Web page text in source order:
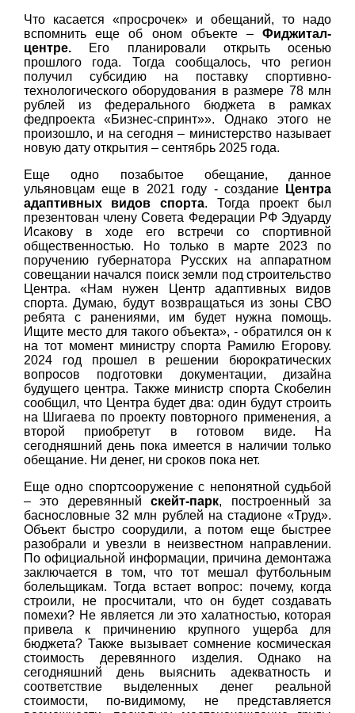
Что касается «просрочек» и обещаний, то надо
вспомнить еще об оном объекте –Фиджитал-
центре.Его планировали открыть осенью
прошлого года. Тогда сообщалось, что регион
получил субсидию на поставку спортивно-
технологического оборудования в размере 78 млн
рублей из федерального бюджета в рамках
федпроекта «Бизнес-спринт»». Однако этого не
произошло, и на сегодня – министерство называет
новую дату открытия – сентябрь 2025 года.
Еще одно позабытое обещание, данное
ульяновцам еще в 2021 году - создание
Центра
адаптивных видов спорта. Тогда проект был
презентован члену Совета Федерации РФ Эдуарду
Исакову в ходе его встречи со спортивной
общественностью. Но только в марте 2023 по
поручению губернатора Русских на аппаратном
совещании начался поиск земли под строительство
Центра. «Нам нужен Центр адаптивных видов
спорта. Думаю, будут возвращаться из зоны СВО
ребята с ранениями, им будет нужна помощь.
Ищите место для такого объекта», - обратился он к
на тот момент министру спорта Рамилю Егорову.
2024 год прошел в решении бюрократических
вопросов подготовки документации, дизайна
будущего центра. Также министр спорта Скобелин
сообщил, что Центра будет два: один будут строить
на Шигаева по проекту повторного применения, а
второй приобретут в готовом виде. На
сегодняшний день пока имеется в наличии только
обещание. Ни денег, ни сроков пока нет.
Еще одно спортсооружение с непонятной судьбой
– это деревянныйскейт-парк, построенный за
баснословные 32 млн рублей на стадионе «Труд».
Объект быстро соорудили, а потом еще быстрее
разобрали и увезли в неизвестном направлении.
По официальной информации, причина демонтажа
заключается в том, что тот мешал футбольным
болельщикам. Тогда встает вопрос: почему, когда
строили, не просчитали, что он будет создавать
помехи? Не является ли это халатностью, которая
привела к причинению крупного ущерба для
бюджета? Также вызывает сомнение космическая
стоимость деревянного изделия. Однако на
сегодняшний день выяснить адекватность и
соответствие выделенных денег реальной
стоимости, по-видимому, не представляется